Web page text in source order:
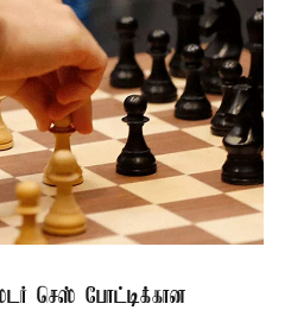
செஸ் போட்டிக்கான